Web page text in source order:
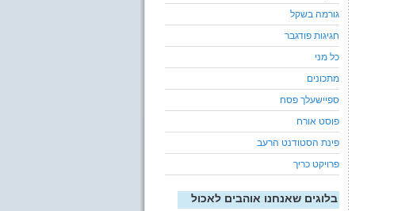
גורמה בשקל
חגיגות פודגבר
כל מני
מתכונים
ספיישעלך פסח
פוסט אורח
פינת הסטודנט הרעב
פרויקט כריך
בלוגים שאנחנו אוהבים לאכול